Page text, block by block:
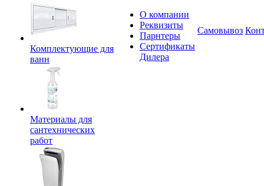
Комплектующие для
ванн
Материалы для
сантехнических
работ
О компании
Реквизиты
Парнтеры
Сертификаты
Дилера
Самовывоз